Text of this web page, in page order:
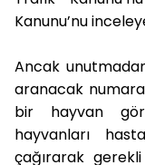
Kanunu’nu
Ancak
aranacak
bir hayvan
hayvanları
çağırarak